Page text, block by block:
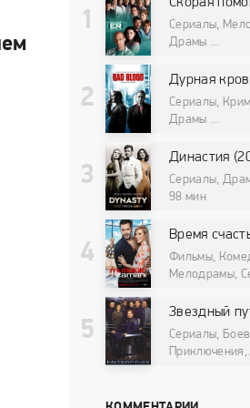
Сериалы,
Драмы
Сериалы,
Драмы
Династия
Сериалы,
98 мин
Фильмы,
Мелодрамы,
Сериалы,
Приключения,
98 мин